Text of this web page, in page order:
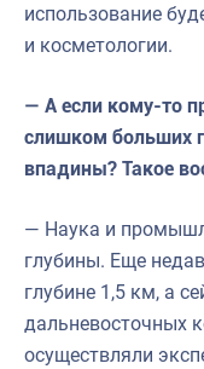
использование
и косметологии.
— А если кому-то
слишком больших
впадины? Такое
— Наука и
глубины. Еще
глубине 1,5 км, а
дальневосточных
осуществляли